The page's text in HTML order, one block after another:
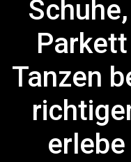
Tanzen